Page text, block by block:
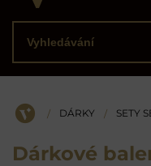
ÚVOD
/ DÁRKY / SETY
Dárkové